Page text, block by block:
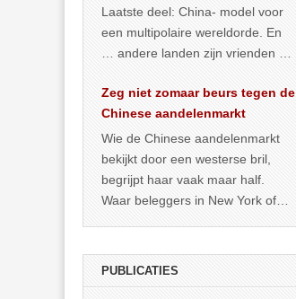
Laatste deel: China- model voor
een multipolaire wereldorde. En
… andere landen zijn vrienden of
Zeg niet zomaar beurs tegen de
Chinese aandelenmarkt
Wie de Chinese aandelenmarkt
bekijkt door een westerse bril,
begrijpt haar vaak maar half.
Waar beleggers in New York of
PUBLICATIES